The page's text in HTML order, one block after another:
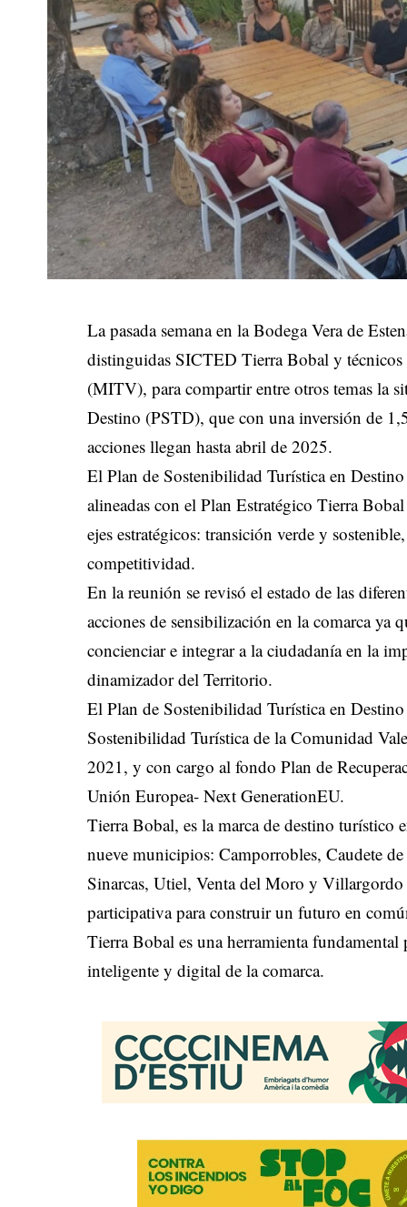
La pasada semana en la Bodega Vera de
distinguidas SICTED Tierra Bobal y
(MITV), para compartir entre otros temas la
Destino (PSTD), que con una inversión de
acciones llegan hasta abril de 2025.
El Plan de Sostenibilidad Turística en
alineadas con el Plan Estratégico Tierra
ejes estratégicos: transición verde y
competitividad.
En la reunión se revisó el estado de las
acciones de sensibilización en la comarca ya
concienciar e integrar a la ciudadanía en la
dinamizador del Territorio.
El Plan de Sostenibilidad Turística en
Sostenibilidad Turística de la Comunidad
2021, y con cargo al fondo Plan de
Unión Europea- Next GenerationEU.
Tierra Bobal, es la marca de destino turístico
nueve municipios: Camporrobles, Caudete
Sinarcas, Utiel, Venta del Moro y
participativa para construir un futuro en
Tierra Bobal es una herramienta
inteligente y digital de la comarca.